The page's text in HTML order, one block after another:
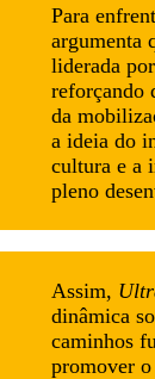
Para
argumenta
liderada
reforçando
da
a ideia do
cultura e a
pleno
Assim,
dinâmica
caminhos
promover